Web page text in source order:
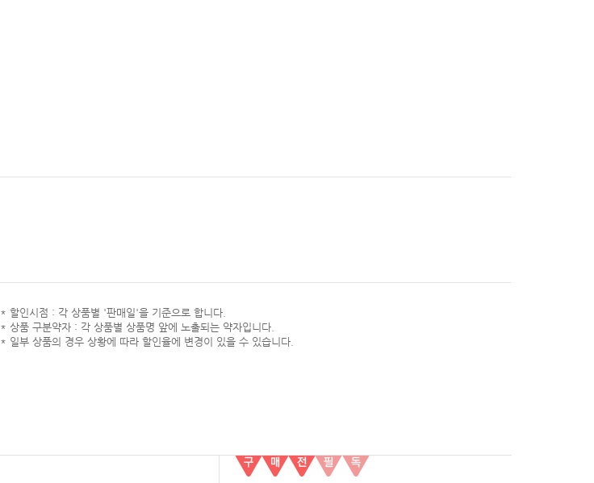
* 할인시점 : 각 상품별 '판매일'을 기준으로 합니다.
* 상품 구분약자 : 각 상품별 상품명 앞에 노출되는 약자입니다.
* 일부 상품의 경우 상황에 따라 할인율에 변경이 있을 수 있습니다.